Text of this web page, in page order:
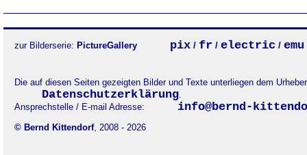
zur Bilderserie: PictureGallery pix / fr / electric / emu
Die auf diesen Seiten gezeigten Bilder und Texte unterliegen dem
Datenschutzerklärung.
Ansprechstelle / E-mail Adresse:
info@bernd-
© Bernd Kittendorf, 2008 - 2026